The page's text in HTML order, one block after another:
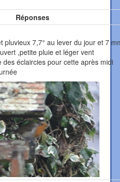
Réponses
pluvieux 7,7° au lever du jour et 7
,petite pluie et léger vent
des éclaircies pour cette après midi